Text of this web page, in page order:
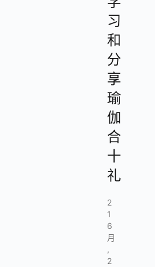
习
和
分
享
瑜
伽
合
十
礼
2
1
6
月
,
2